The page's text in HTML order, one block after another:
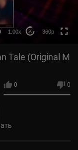
1.00x 20 360p
Tale (Original M
0 0